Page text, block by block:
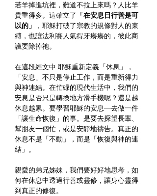
若羊掉進坑裡，難道不拉上來嗎？人比羊
貴重得多。這確立了 「在安息日行善是可
以的」
，耶穌打破了宗教的規條對人的束
縛，也讓法利賽人氣得牙癢癢的，彼此商
議要除掉祂。
在這段經文中 耶穌重新定義「休息」，
「安息」不只是停止工作，而是重新得力
與神連結。在忙碌的現代生活中，我們的
安息是否只是轉換地方滑手機呢？還是越
休息越累。要學習耶穌的安息—去做一件
「讓生命恢復」的事。是要去探望長輩、
幫朋友一個忙，或是安靜地禱告。真正的
休息不是「不動」，而是「恢復與神的連
結」。
親愛的弟兄姊妹，我們要好好地思考，如
何在休息中透過行善或靈修，讓身心靈得
到真正的修復。